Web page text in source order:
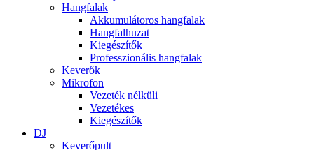
Hangfalak
Akkumulátoros hangfalak
Hangfalhuzat
Kiegészítők
Professzionális hangfalak
Keverők
Mikrofon
Vezeték nélküli
Vezetékes
Kiegészítők
DJ
Keverőpult